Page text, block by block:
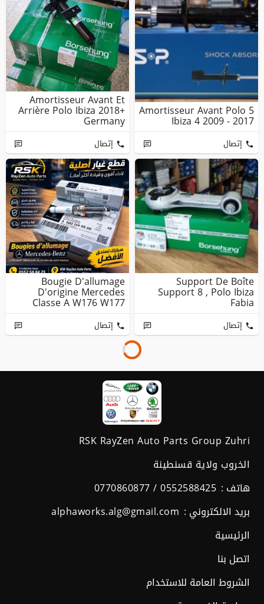
Amortisseur Avant Polo 5
Ibiza 4 2009 - 2017
إتصال
Amortisseur Avant Et
Arrière Polo Ibiza 2018+
Germany
إتصال
Support De Boîte
Support 8 , Polo Ibiza
Fabia
إتصال
Bougie D'allumage
D'origine Mercedes
Classe A W176 W177
AMG CLA W117 W...
إتصال
RSK RayZen Auto Parts Group Zuhri
الخروب ولاية قسنطينة
هاتف : 0770860877 / 0552588425
بريد الالكتروني : alphaworks.alg@gmail.com
الرئيسية
اتصل بنا
الشروط العامة للاستخدام